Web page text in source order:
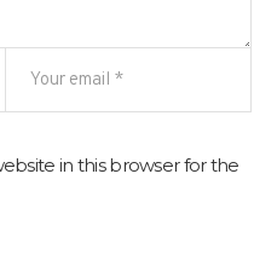
in this browser for the